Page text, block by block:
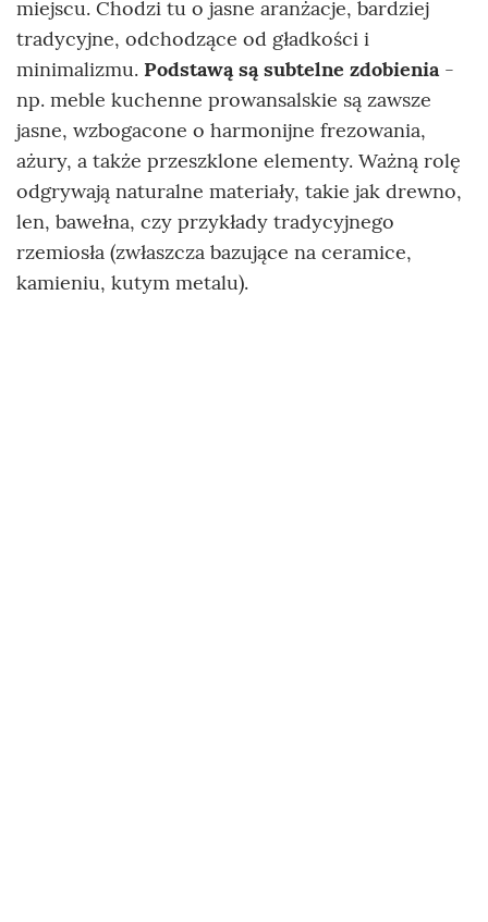
miejscu. Chodzi tu o jasne aranżacje, bardziej
tradycyjne, odchodzące od gładkości i
minimalizmu. Podstawą są subtelne zdobienia-
np. meble kuchenne prowansalskie są zawsze
jasne, wzbogacone o harmonijne frezowania,
ażury, a także przeszklone elementy. Ważną rolę
odgrywają naturalne materiały, takie jak drewno,
len, bawełna, czy przykłady tradycyjnego
rzemiosła (zwłaszcza bazujące na ceramice,
kamieniu, kutym metalu).